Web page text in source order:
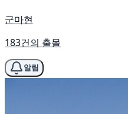
군마현
183건의 출몰
알림